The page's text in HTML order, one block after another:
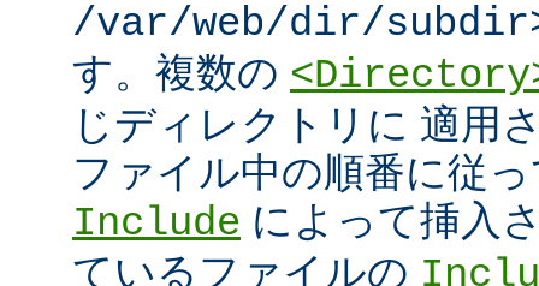
/var/web/dir/
す。複数の
じディレクトリに 適用
ファイル中の順番に従
Include によって挿入
ているファイルの